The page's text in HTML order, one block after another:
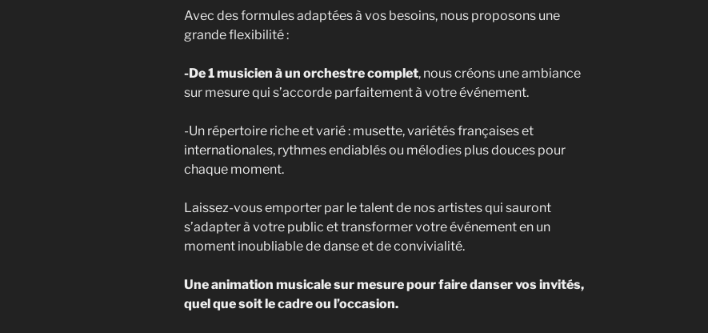
Avec des formules adaptées à vos besoins, nous proposons une
grande flexibilité :
-De 1 musicien à un orchestre complet, nous créons une ambiance
sur mesure qui s’accorde parfaitement à votre événement.
-Un répertoire riche et varié : musette, variétés françaises et
internationales, rythmes endiablés ou mélodies plus douces pour
chaque moment.
Laissez-vous emporter par le talent de nos artistes qui sauront
s’adapter à votre public et transformer votre événement en un
moment inoubliable de danse et de convivialité.
Une animation musicale sur mesure pour faire danser vos invités,
quel que soit le cadre ou l’occasion.